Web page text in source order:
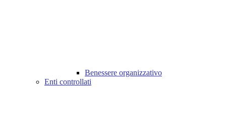
Benessere organizzativo
Enti controllati